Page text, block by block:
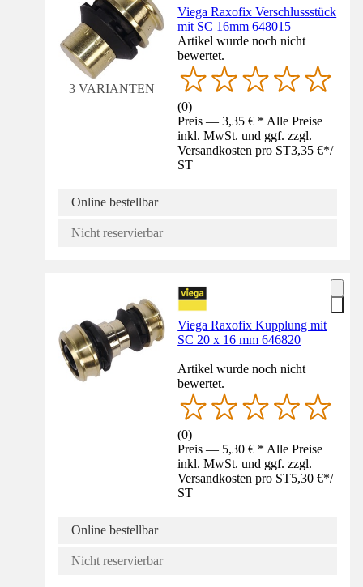
3 VARIANTEN
Viega Raxofix Verschlussstück
mit SC 16mm 648015
Artikel wurde noch nicht
bewertet.
(0)
Preis — 3,35 € * Alle Preise
inkl. MwSt. und ggf. zzgl.
Versandkosten pro ST3,35 €*/
ST
Online bestellbar
Nicht reservierbar
Viega Raxofix Kupplung mit
SC 20 x 16 mm 646820
Artikel wurde noch nicht
bewertet.
(0)
Preis — 5,30 € * Alle Preise
inkl. MwSt. und ggf. zzgl.
Versandkosten pro ST5,30 €*/
ST
Online bestellbar
Nicht reservierbar